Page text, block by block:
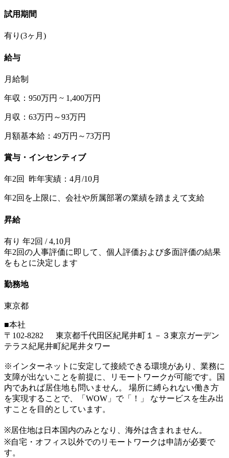
試用期間
有り(3ヶ月)
給与
月給制
年収：950万円 ~ 1,400万円
月収：63万円～93万円
月額基本給：49万円～73万円
賞与・インセンティブ
年2回 昨年実績：4月/10月
年2回を上限に、会社や所属部署の業績を踏まえて支給
昇給
有り 年2回 / 4,10月
年2回の人事評価に即して、個人評価および多面評価の結果
をもとに決定します
勤務地
東京都
■本社
〒102-8282 東京都千代田区紀尾井町１－３東京ガーデン
テラス紀尾井町紀尾井タワー
※インターネットに安定して接続できる環境があり、業務に
支障が出ないことを前提に、リモートワークが可能です。国
内であれば居住地も問いません。 場所に縛られない働き方
を実現することで、「WOW」で「！」 なサービスを生み出
すことを目的としています。
※居住地は日本国内のみとなり、海外は含まれません。
※自宅・オフィス以外でのリモートワークは申請が必要で
す。